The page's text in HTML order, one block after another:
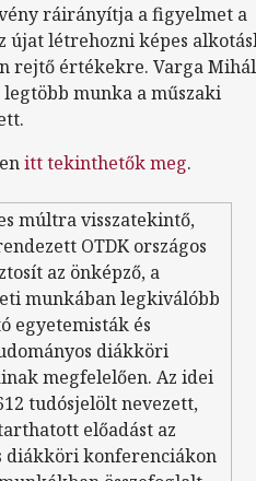
ráirányítja a figyelmet a
újat létrehozni képes
rejtő értékekre. Varga
munka a műszaki
itt tekinthetők meg.
múltra visszatekintő,
OTDK országos
az önképző, a
munkában legkiválóbb
egyetemisták és
diákköri
megfelelően. Az idei
tudósjelölt nevezett,
előadást az
diákköri konferenciákon